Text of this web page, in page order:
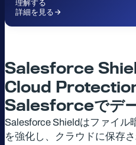
理解する
詳細を見る
Salesforce
Cloud
Salesforceでデ
Salesforce Shieldはファイ
を強化し、クラウドに保存